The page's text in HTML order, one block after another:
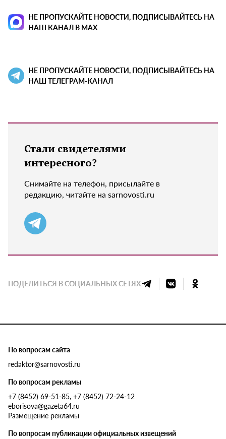
НЕ ПРОПУСКАЙТЕ НОВОСТИ, ПОДПИСЫВАЙТЕСЬ НА
НАШ КАНАЛ В MAX
НЕ ПРОПУСКАЙТЕ НОВОСТИ, ПОДПИСЫВАЙТЕСЬ НА
НАШ ТЕЛЕГРАМ-КАНАЛ
Стали свидетелями
интересного?
Снимайте на телефон, присылайте в
редакцию, читайте на sarnovosti.ru
ПОДЕЛИТЬСЯ В СОЦИАЛЬНЫХ СЕТЯХ
По вопросам сайта
redaktor@sarnovosti.ru
По вопросам рекламы
+7 (8452) 69-51-85, +7 (8452) 72-24-12
eborisova@gazeta64.ru
Размещение рекламы
По вопросам публикации официальных извещений